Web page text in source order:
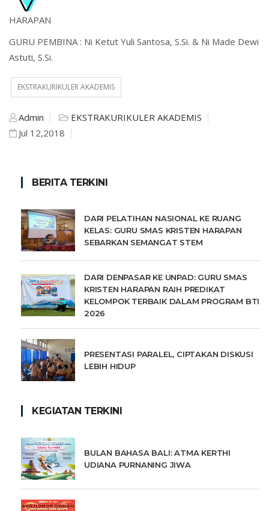
HARAPAN
GURU PEMBINA : Ni Ketut Yuli Santosa, S.Si. & Ni Made Dewi
Astuti, S.Si.
EKSTRAKURIKULER AKADEMIS
Admin
EKSTRAKURIKULER AKADEMIS
Jul 12,2018
BERITA TERKINI
DARI PELATIHAN NASIONAL KE RUANG
KELAS: GURU SMAS KRISTEN HARAPAN
SEBARKAN SEMANGAT STEM
DARI DENPASAR KE UNPAD: GURU SMAS
KRISTEN HARAPAN RAIH PREDIKAT
KELOMPOK TERBAIK DALAM PROGRAM BTI
2026
PRESENTASI PARALEL, CIPTAKAN DISKUSI
LEBIH HIDUP
KEGIATAN TERKINI
BULAN BAHASA BALI: ATMA KERTHI
UDIANA PURNANING JIWA